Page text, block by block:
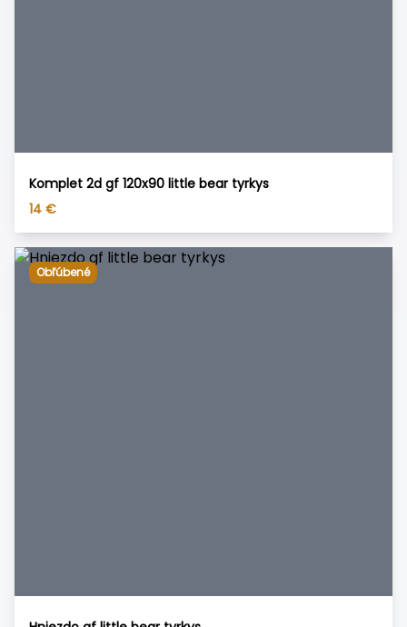
Komplet 2d gf 120x90 little bear tyrkys
14 €
Obľúbené